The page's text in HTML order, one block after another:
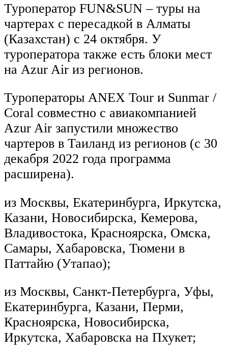
Туроператор FUN&SUN – туры на
чартерах с пересадкой в Алматы
(Казахстан) с 24 октября. У
туроператора также есть блоки мест
на Azur Air из регионов.
Туроператоры ANEX Tour и Sunmar /
Coral совместно с авиакомпанией
Azur Air запустили множество
чартеров в Таиланд из регионов (с 30
декабря 2022 года программа
расширена).
из Москвы, Екатеринбурга, Иркутска,
Казани, Новосибирска, Кемерова,
Владивостока, Красноярска, Омска,
Самары, Хабаровска, Тюмени в
Паттайю (Утапао);
из Москвы, Санкт-Петербурга, Уфы,
Екатеринбурга, Казани, Перми,
Красноярска, Новосибирска,
Иркутска, Хабаровска на Пхукет;